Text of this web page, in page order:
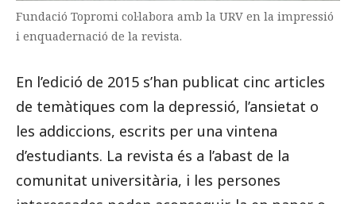
Fundació Topromi col·labora amb la URV en la impressió
i enquadernació de la revista.
En l’edició de 2015 s’han publicat cinc articles
de temàtiques com la depressió, l’ansietat o
les addiccions, escrits per una vintena
d’estudiants. La revista és a l’abast de la
comunitat universitària, i les persones